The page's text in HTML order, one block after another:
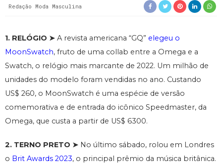
Redação Moda Masculina
1. RELÓGIO ➤ A revista americana “GQ” elegeu o
MoonSwatch, fruto de uma collab entre a Omega e a
Swatch, o relógio mais marcante de 2022. Um milhão de
unidades do modelo foram vendidas no ano. Custando
US$ 260, o MoonSwatch é uma espécie de versão
comemorativa e de entrada do icônico Speedmaster, da
Omega, que custa a partir de US$ 6300.
2. TERNO PRETO ➤ No último sábado, rolou em Londres
o Brit Awards 2023, o principal prêmio da música britânica.